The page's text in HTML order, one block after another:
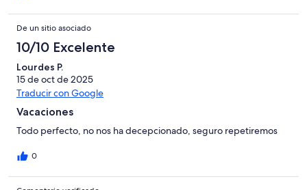
De un sitio asociado
10/10 Excelente
Lourdes P.
15 de oct de 2025
Traducir con Google
Vacaciones
Todo perfecto, no nos ha decepcionado, seguro repetiremos
0